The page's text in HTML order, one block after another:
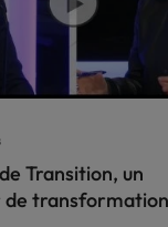
Transition, un